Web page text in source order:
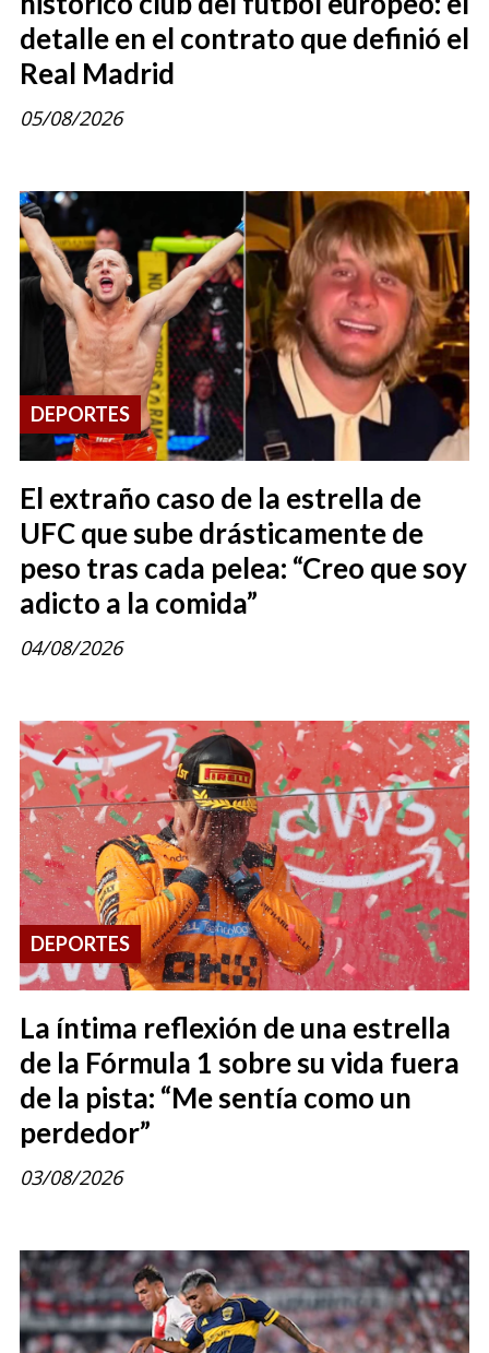
detalle en el contrato que definió el
Real Madrid
05/08/2026
El extraño caso de la estrella de
UFC que sube drásticamente de
peso tras cada pelea: “Creo que soy
adicto a la comida”
DEPORTES
04/08/2026
La íntima reflexión de una estrella
de la Fórmula 1 sobre su vida fuera
de la pista: “Me sentía como un
perdedor”
DEPORTES
03/08/2026